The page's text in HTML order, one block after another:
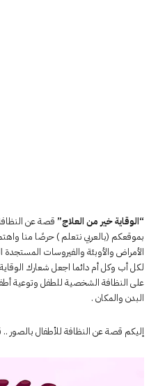
“الوقاية خير من العلاج” قصة عن
بموقعكم (بالعربي نتعلم ) حرصًا منا
الأمراض والأوبئة والفيروسات المستجدة
لكل أب وكل أم دائما اجعل شعارك الوقاية
على النظافة الشخصية للطفل وتوعية
البدن والمكان .
إليكم قصة عن النظافة للأطفال بالصور